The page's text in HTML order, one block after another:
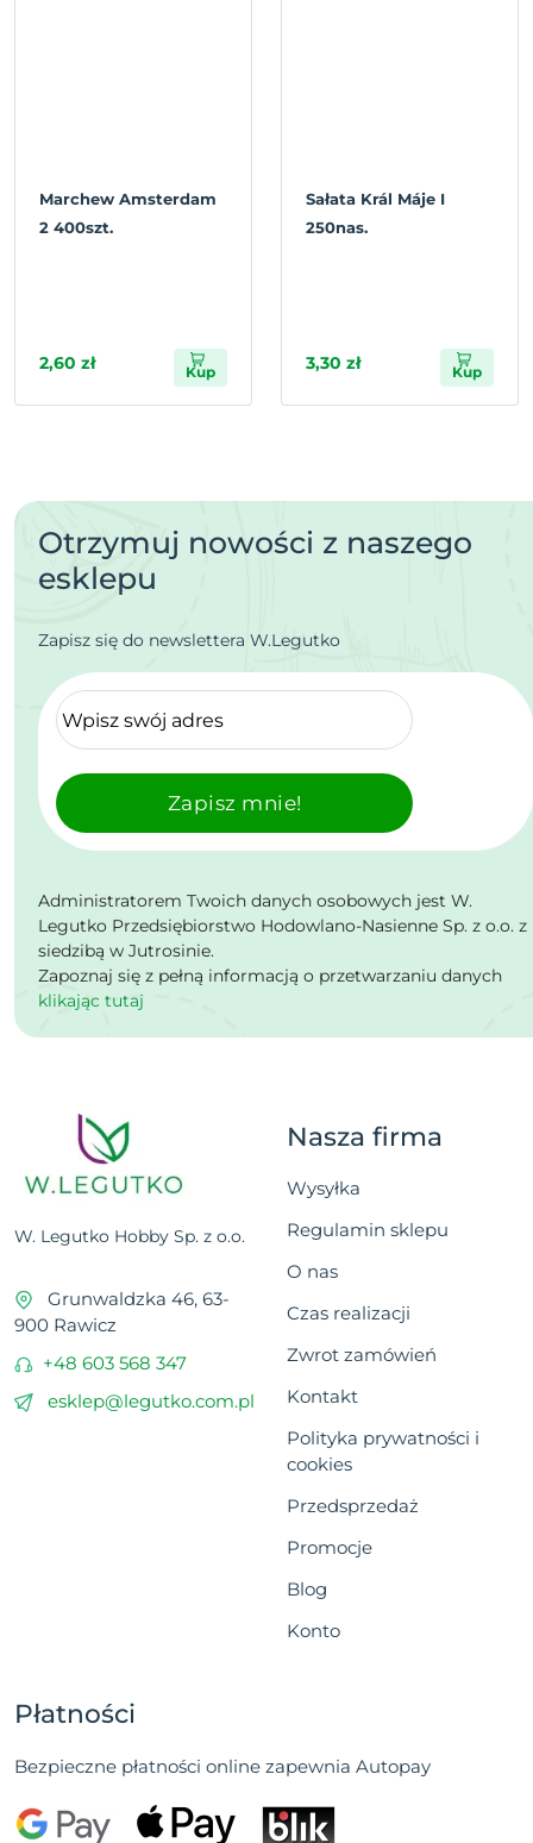
Marchew Amsterdam
2 400szt.
2,60 zł Kup
Sałata Král Máje I
250nas.
3,30 zł Kup
Otrzymuj nowości z naszego
esklepu
Zapisz się do newslettera W.Legutko
Zapisz mnie!
Administratorem Twoich danych osobowych jest W.
Legutko Przedsiębiorstwo Hodowlano-Nasienne Sp. z o.o. z
siedzibą w Jutrosinie.
Zapoznaj się z pełną informacją o przetwarzaniu danych
klikając tutaj
W. Legutko Hobby Sp. z o.o.
Grunwaldzka 46, 63-
900 Rawicz
+48 603 568 347
esklep@legutko.com.pl
Nasza firma
Wysyłka
Regulamin sklepu
O nas
Czas realizacji
Zwrot zamówień
Kontakt
Polityka prywatności i
cookies
Przedsprzedaż
Promocje
Blog
Konto
Płatności
Bezpieczne płatności online zapewnia Autopay